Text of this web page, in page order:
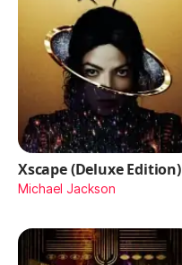
Xscape (Deluxe Edition)
Michael Jackson